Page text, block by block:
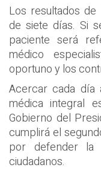
Los resultados
de siete días. Si
paciente será
médico
oportuno y los
Acercar cada día
médica integral
Gobierno del
cumplirá el
por defender
ciudadanos.